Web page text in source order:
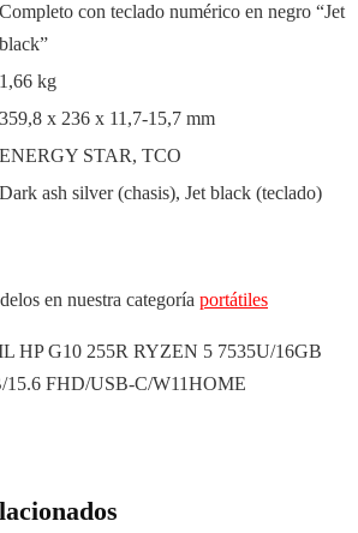
Completo con teclado numérico en negro “Jet
black”
1,66 kg
359,8 x 236 x 11,7-15,7 mm
ENERGY STAR, TCO
Dark ash silver (chasis), Jet black (teclado)
en nuestra categoría portátiles
HP G10 255R RYZEN 5 7535U/16GB
15.6 FHD/USB-C/W11HOME